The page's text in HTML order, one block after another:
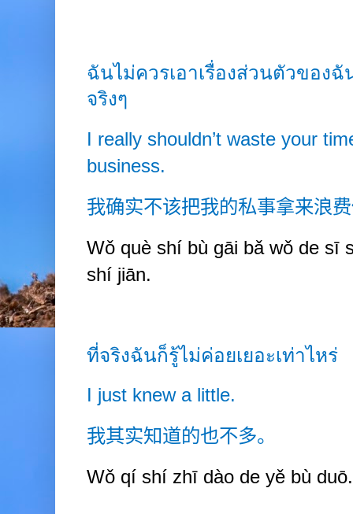
ฉันไม่ควรเอาเรื่องส่วนตัวของ
จริงๆ
I really shouldn’t waste your
business.
我确实不该把我的私事拿来浪
Wǒ què shí bù gāi bǎ wǒ de sī
shí jiān.
ที่จริงฉันก็รู้ไม่ค่อยเยอะเท่าไหร่
I just knew a little.
我其实知道的也不多。
Wǒ qí shí zhī dào de yě bù duō.